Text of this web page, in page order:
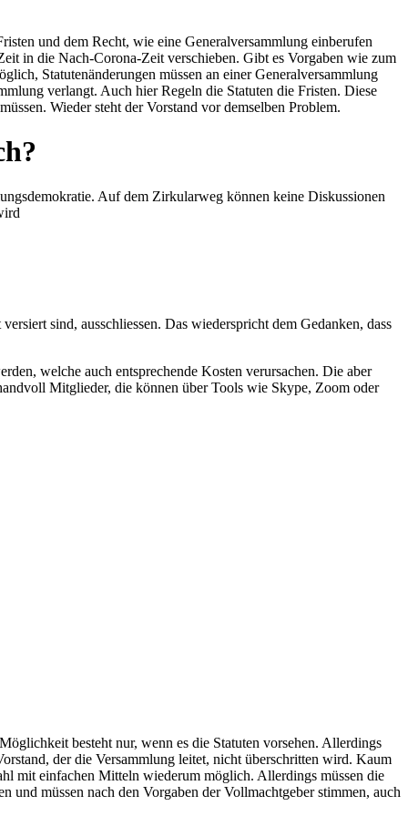
und dem Recht, wie eine Generalversammlung einberufen
in die Nach-Corona-Zeit verschieben. Gibt es Vorgaben wie zum
Statutenänderungen müssen an einer Generalversammlung
verlangt. Auch hier Regeln die Statuten die Fristen. Diese
Wieder steht der Vorstand vor demselben Problem.
Auf dem Zirkularweg können keine Diskussionen
sind, ausschliessen. Das wiederspricht dem Gedanken, dass
welche auch entsprechende Kosten verursachen. Die aber
Mitglieder, die können über Tools wie Skype, Zoom oder
besteht nur, wenn es die Statuten vorsehen. Allerdings
der die Versammlung leitet, nicht überschritten wird. Kaum
mit einfachen Mitteln wiederum möglich. Allerdings müssen die
und müssen nach den Vorgaben der Vollmachtgeber stimmen, auch